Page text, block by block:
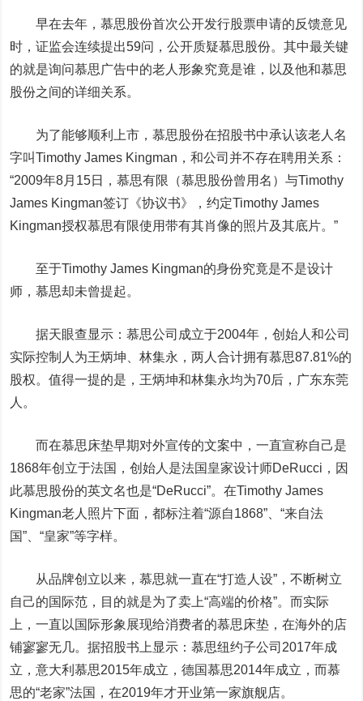
早在去年，慕思股份首次公开发行股票申请的反馈意见
时，证监会连续提出59问，公开质疑慕思股份。其中最关键
的就是询问慕思广告中的老人形象究竟是谁，以及他和慕思
股份之间的详细关系。
为了能够顺利上市，慕思股份在招股书中承认该老人名
字叫Timothy James Kingman，和公司并不存在聘用关系：
“2009年8月15日，慕思有限（慕思股份曾用名）与Timothy
James Kingman签订《协议书》，约定Timothy James
Kingman授权慕思有限使用带有其肖像的照片及其底片。”
至于Timothy James Kingman的身份究竟是不是设计
师，慕思却未曾提起。
据天眼查显示：慕思公司成立于2004年，创始人和公司
实际控制人为王炳坤、林集永，两人合计拥有慕思87.81%的
股权。值得一提的是，王炳坤和林集永均为70后，广东东莞
人。
而在慕思床垫早期对外宣传的文案中，一直宣称自己是
1868年创立于法国，创始人是法国皇家设计师DeRucci，因
此慕思股份的英文名也是“DeRucci”。在Timothy James
Kingman老人照片下面，都标注着“源自1868”、“来自法
国”、“皇家”等字样。
从品牌创立以来，慕思就一直在“打造人设”，不断树立
自己的国际范，目的就是为了卖上“高端的价格”。而实际
上，一直以国际形象展现给消费者的慕思床垫，在海外的店
铺寥寥无几。据招股书上显示：慕思纽约子公司2017年成
立，意大利慕思2015年成立，德国慕思2014年成立，而慕
思的“老家”法国，在2019年才开业第一家旗舰店。